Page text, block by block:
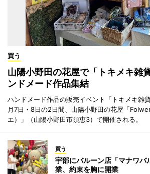
買う
山陽小野田の花屋で「トキメキ
ンドメード作品集結
ハンドメード作品の販売イベント「トキメキ
月7日・8日の2日間、山陽小野田の花屋「
エ）」（山陽小野田市須恵3）で開催される。
買う
宇部にバルーン店「マナワ
業、約束を胸に開業